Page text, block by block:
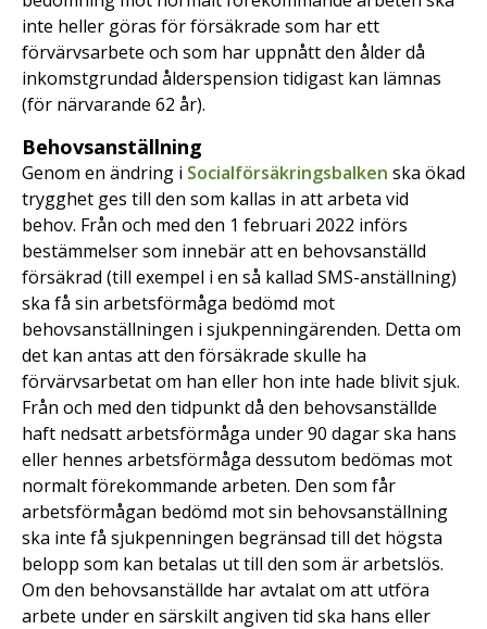
inte heller göras för försäkrade som har ett
förvärvsarbete och som har uppnått den ålder då
inkomstgrundad ålderspension tidigast kan lämnas
(för närvarande 62 år).
Behovsanställning
Genom en ändring i Socialförsäkringsbalken ska ökad
trygghet ges till den som kallas in att arbeta vid
behov. Från och med den 1 februari 2022 införs
bestämmelser som innebär att en behovsanställd
försäkrad (till exempel i en så kallad SMS-anställning)
ska få sin arbetsförmåga bedömd mot
behovsanställningen i sjukpenningärenden. Detta om
det kan antas att den försäkrade skulle ha
förvärvsarbetat om han eller hon inte hade blivit sjuk.
Från och med den tidpunkt då den behovsanställde
haft nedsatt arbetsförmåga under 90 dagar ska hans
eller hennes arbetsförmåga dessutom bedömas mot
normalt förekommande arbeten. Den som får
arbetsförmågan bedömd mot sin behovsanställning
ska inte få sjukpenningen begränsad till det högsta
belopp som kan betalas ut till den som är arbetslös.
Om den behovsanställde har avtalat om att utföra
arbete under en särskilt angiven tid ska hans eller